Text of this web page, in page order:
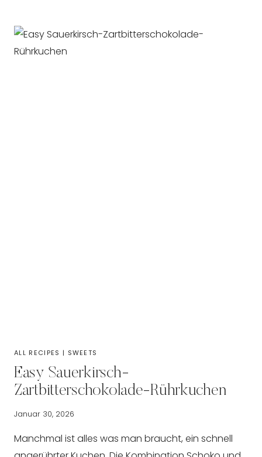
MIT
ALL RECIPES | SWEETS
Easy Sauerkirsch-
Zartbitterschokolade-Rührkuchen
Januar 30, 2026
Manchmal ist alles was man braucht, ein schnell